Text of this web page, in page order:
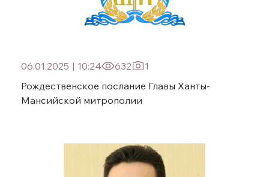
06.01.2025 | 10:24 632
1
Рождественское послание Главы Ханты-
Мансийской митрополии